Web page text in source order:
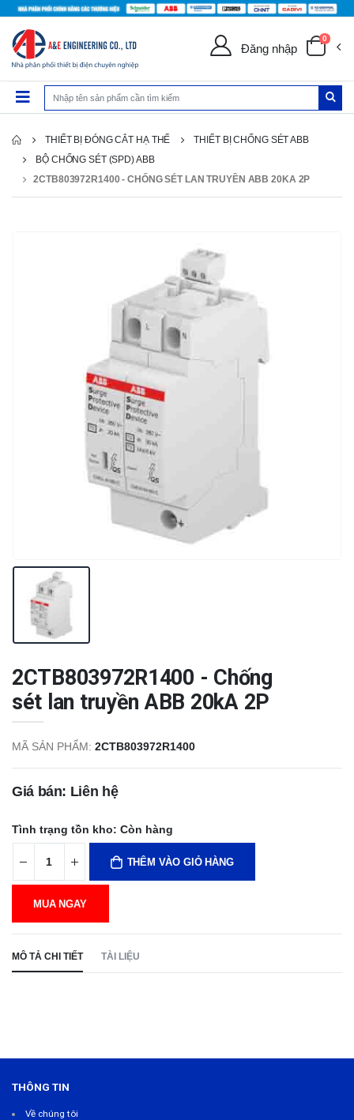
Đăng nhập
0
THIẾT BỊ ĐÓNG CẮT HẠ THẾ
THIẾT BỊ CHỐNG SÉT ABB
BỘ CHỐNG SÉT (SPD) ABB
2CTB803972R1400 - CHỐNG SÉT LAN TRUYỀN ABB 20KA 2P
2CTB803972R1400 - Chống
sét lan truyền ABB 20kA 2P
MÃ SẢN PHẨM: 2CTB803972R1400
Giá bán: Liên hệ
Tình trạng tồn kho: Còn hàng
THÊM VÀO GIỎ HÀNG
MUA NGAY
MÔ TẢ CHI TIẾT TÀI LIỆU
THÔNG TIN
Về chúng tôi